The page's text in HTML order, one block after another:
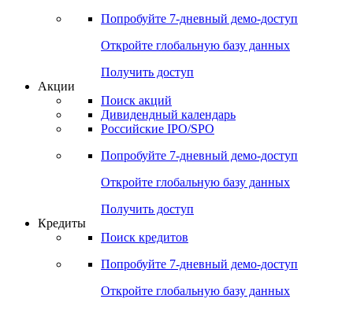
Попробуйте 7-дневный демо-доступ
Откройте глобальную базу данных
Получить доступ
Акции
Поиск акций
Дивидендный календарь
Российские IPO/SPO
Попробуйте 7-дневный демо-доступ
Откройте глобальную базу данных
Получить доступ
Кредиты
Поиск кредитов
Попробуйте 7-дневный демо-доступ
Откройте глобальную базу данных